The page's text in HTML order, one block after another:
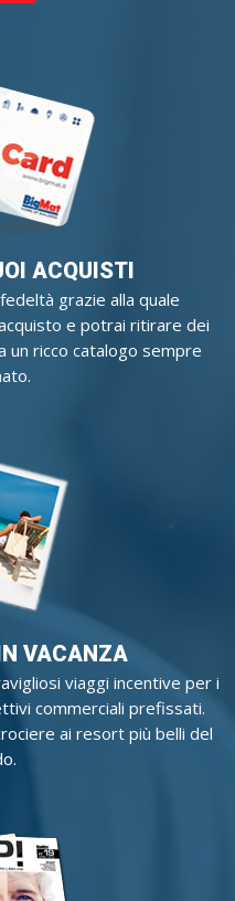
ACQUISTI
grazie alla quale
e potrai ritirare dei
un ricco catalogo sempre
VACANZA
viaggi incentive per i
commerciali prefissati.
ai resort più belli del